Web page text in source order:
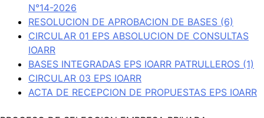
N°14-2026
RESOLUCION DE APROBACION DE BASES (6)
CIRCULAR 01 EPS ABSOLUCION DE CONSULTAS
IOARR
BASES INTEGRADAS EPS IOARR PATRULLEROS (1)
CIRCULAR 03 EPS IOARR
ACTA DE RECEPCION DE PROPUESTAS EPS IOARR